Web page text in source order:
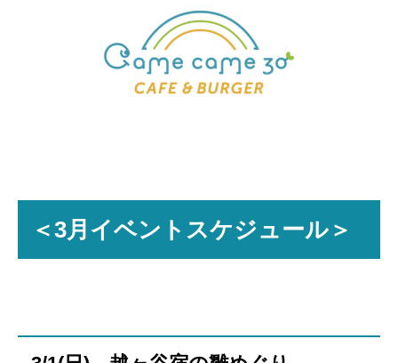
＜3月イベントスケジュール＞